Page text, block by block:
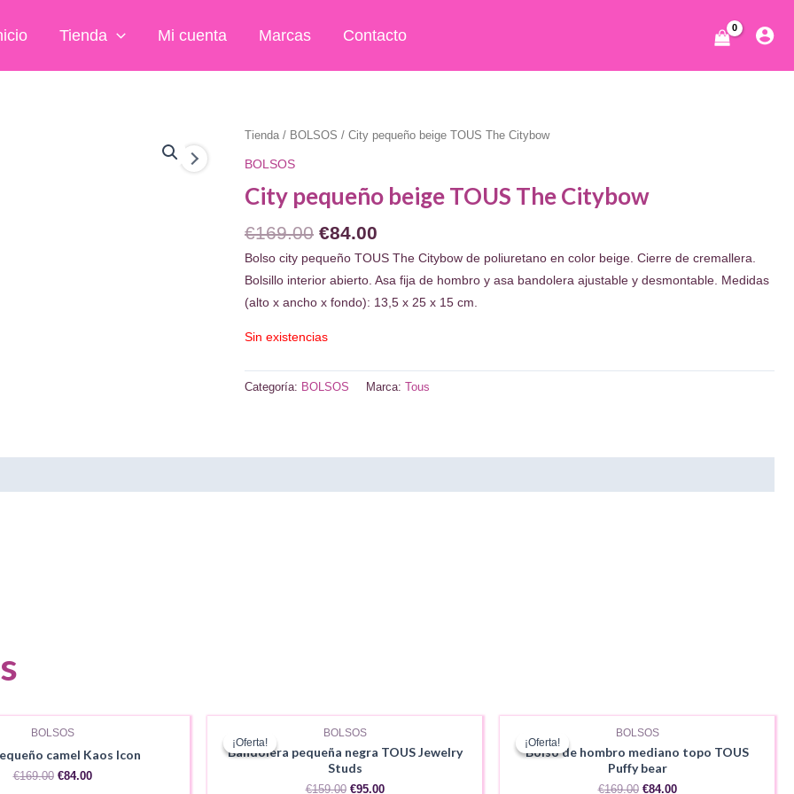
Tienda Mi cuenta Marcas Contacto
Tienda / BOLSOS / City pequeño beige TOUS The Citybow
BOLSOS
City pequeño beige TOUS The Citybow
€169.00 El
precio
original
era:
€84.00
precio
actual
es:
Bolso city pequeño TOUS The Citybow de poliuretano en color beige. Cierre de cremallera.
Bolsillo interior abierto. Asa fija de hombro y asa bandolera ajustable y desmontable. Medidas
(alto x ancho x fondo): 13,5 x 25 x 15 cm.
Sin existencias
Categoría: BOLSOS Marca: Tous
BOLSOS
camel Kaos Icon
€169.00 El
€84.00El
¡Oferta!
¡Oferta!
BOLSOS
Bandolera pequeña negra TOUS Jewelry
Studs
€159.00 El
€95.00El
¡Oferta!
¡Oferta!
BOLSOS
Bolso de hombro mediano topo TOUS
Puffy bear
€169.00 El
€84.00El